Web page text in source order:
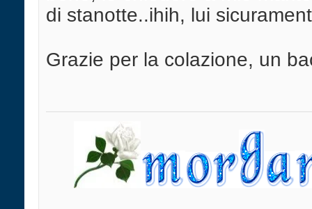
di stanotte..ihih, lui
Grazie per la colazione, un